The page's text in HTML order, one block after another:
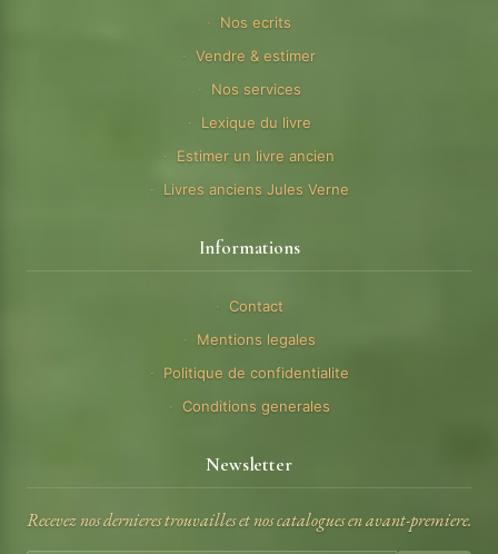
Nos ecrits
Vendre & estimer
Nos services
Lexique du livre
Estimer un livre ancien
Livres anciens Jules Verne
Informations
Contact
Mentions legales
Politique de confidentialite
Conditions generales
Newsletter
Recevez nos dernieres trouvailles et nos catalogues en avant-premiere.